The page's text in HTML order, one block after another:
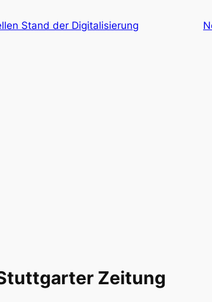
Stand der Digitalisierung
Zeitung